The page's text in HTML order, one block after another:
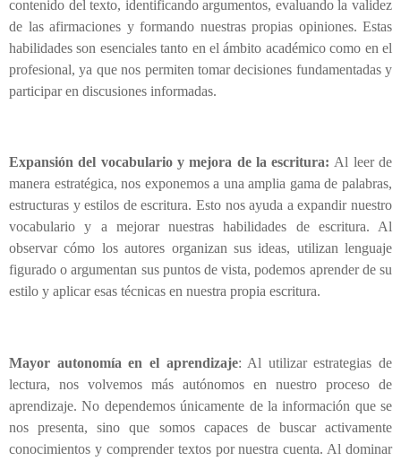
contenido del texto, identificando argumentos, evaluando la validez
de las afirmaciones y formando nuestras propias opiniones. Estas
habilidades son esenciales tanto en el ámbito académico como en el
profesional, ya que nos permiten tomar decisiones fundamentadas y
participar en discusiones informadas.
Expansión del vocabulario y mejora de la escritura: Al leer de
manera estratégica, nos exponemos a una amplia gama de palabras,
estructuras y estilos de escritura. Esto nos ayuda a expandir nuestro
vocabulario y a mejorar nuestras habilidades de escritura. Al
observar cómo los autores organizan sus ideas, utilizan lenguaje
figurado o argumentan sus puntos de vista, podemos aprender de su
estilo y aplicar esas técnicas en nuestra propia escritura.
Mayor autonomía en el aprendizaje: Al utilizar estrategias de
lectura, nos volvemos más autónomos en nuestro proceso de
aprendizaje. No dependemos únicamente de la información que se
nos presenta, sino que somos capaces de buscar activamente
conocimientos y comprender textos por nuestra cuenta. Al dominar